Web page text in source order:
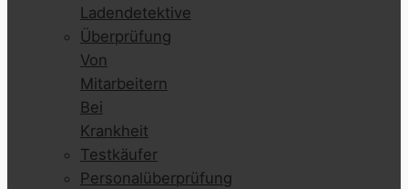
Ladendetektive
Überprüfung
Von
Mitarbeitern
Bei
Krankheit
Testkäufer
Personalüberprüfung